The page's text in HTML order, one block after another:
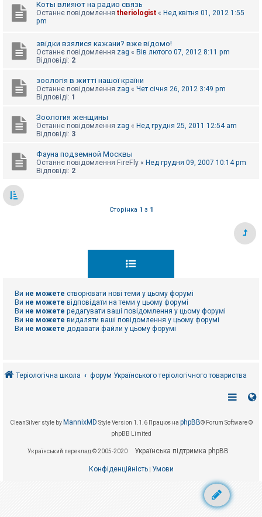
о
А
т
т
и
Коты влияют на радио связь
Останнє повідомлення theriologist « Нед квітня 01, 2012 1:55
pm
звідки взялися кажани? вже відомо!
Останнє повідомлення zag « Вів лютого 07, 2012 8:11 pm
Відповіді: 2
зоологія в житті нашої країни
Останнє повідомлення zag « Чет січня 26, 2012 3:49 pm
Відповіді: 1
Зоология женщины
Останнє повідомлення zag « Нед грудня 25, 2011 12:54 am
Відповіді: 3
Фауна подземной Москвы
Останнє повідомлення FireFly « Нед грудня 09, 2007 10:14 pm
Відповіді: 2
Сторінка 1 з 1
Ви не можете створювати нові теми у цьому форумі
Ви не можете відповідати на теми у цьому форумі
Ви не можете редагувати ваші повідомлення у цьому форумі
Ви не можете видаляти ваші повідомлення у цьому форумі
Ви не можете додавати файли у цьому форумі
Теріологічна школа форум Українського теріологічного товариства
CleanSilver style by MannixMD Style Version 1.1.6 Працює на phpBB® Forum Software ©
phpBB Limited
Український переклад © 2005-2020 Українська підтримка phpBB
Конфіденційність| Умови